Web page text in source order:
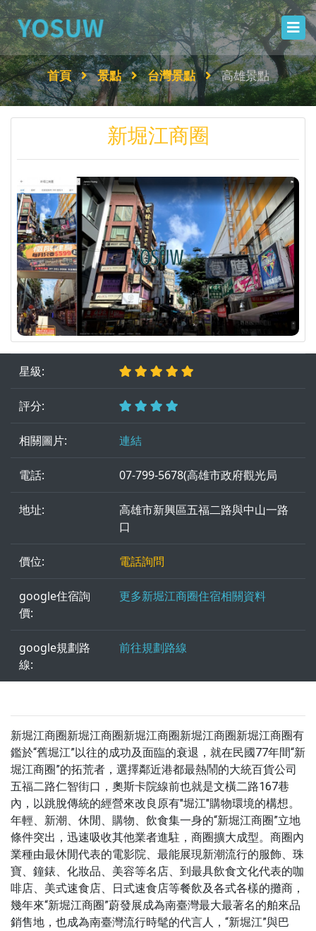
首頁 景點 台灣景點 高雄景點
新堀江商圈
星級:
評分:
相關圖片: 連結
電話: 07-799-5678(高雄市政府觀光局
地址:
高雄市新興區五福二路與中山一路
口
價位: 電話詢問
google住宿詢
價:
更多新堀江商圈住宿相關資料
google規劃路
線:
前往規劃路線
新堀江商圈新堀江商圈新堀江商圈新堀江商圈新堀江商圈有
鑑於“舊堀江”以往的成功及面臨的衰退，就在民國77年間“新
堀江商圈”的拓荒者，選擇鄰近港都最熱鬧的大統百貨公司
五福二路仁智街口，奧斯卡院線前也就是文橫二路167巷
內，以跳脫傳統的經營來改良原有"堀江"購物環境的構想。
年輕、新潮、休閒、購物、飲食集一身的“新堀江商圈”立地
條件突出，迅速吸收其他業者進駐，商圈擴大成型。商圈內
業種由最休閒代表的電影院、最能展現新潮流行的服飾、珠
寶、鐘錶、化妝品、美容等名店、到最具飲食文化代表的咖
啡店、美式速食店、日式速食店等餐飲及各式各樣的攤商，
幾年來“新堀江商圈”蔚發展成為南臺灣最大最著名的舶來品
銷售地，也成為南臺灣流行時髦的代言人，“新堀江”與巴